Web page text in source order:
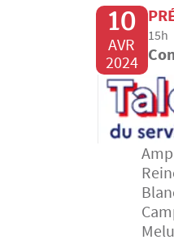
10
AVR
2024
15h